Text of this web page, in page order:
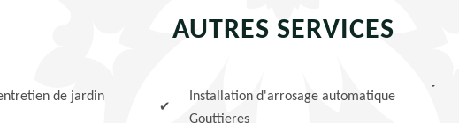
AUTRES SERVICES
de jardin
Installation d'arrosage automatique
Gouttieres